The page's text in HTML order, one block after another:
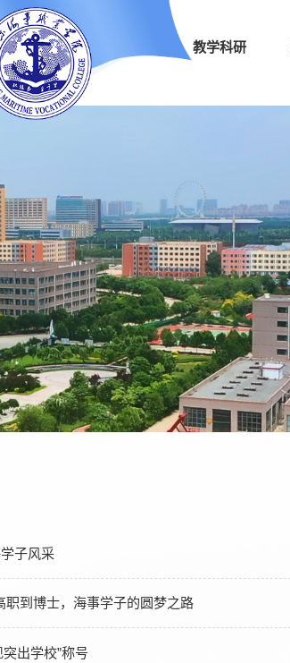
教学科研
子风采
到博士，海事学子的圆梦之路
出学校”称号